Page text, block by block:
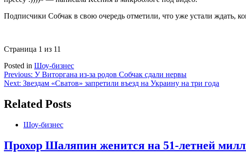
Подписчики Собчак в свою очередь отметили, что уже устали ждать,
Страница 1 из 11
Posted in Шоу-бизнес
Навигация
по
записям
Previous: У Виторгана из-за родов Собчак сдали нервы
Next: Звездам «Сватов» запретили въезд на Украину на три года
Related Posts
Шоу-бизнес
Прохор Шаляпин женится на 51-летней